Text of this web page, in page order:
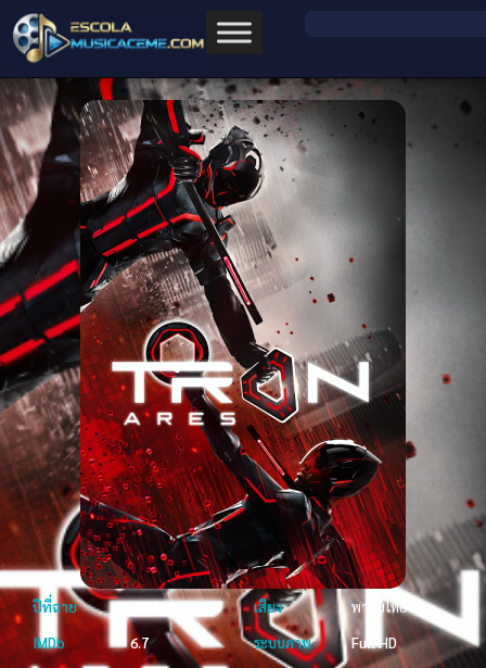
ปีที่ฉาย 2025 เสียง
พากย์ไทย
IMDb
6.7 ระบบภาพ
Full HD